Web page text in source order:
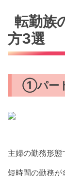
転勤族
方3選
①パー
主婦の勤務形態
短時間の勤務が